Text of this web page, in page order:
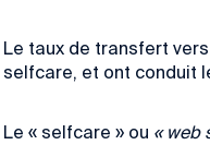
Le taux de transfert
selfcare, et ont conduit
Le « selfcare » ou « web